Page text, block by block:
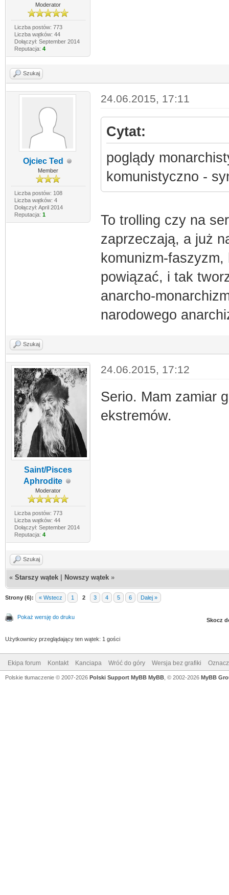
Moderator
Liczba postów: 773
Liczba wątków: 44
Dołączył: September 2014
Reputacja: 4
Szukaj
Ojciec Ted
Member
Liczba postów: 108
Liczba wątków: 4
Dołączył: April 2014
Reputacja: 1
24.06.2015, 17:11
Cytat:
poglądy
komunistyczno -
To trolling czy na
zaprzeczają, a już
komunizm-
powiązać, i tak
anarcho-
narodowego
Szukaj
Saint/Pisces
Aphrodite
Moderator
Liczba postów: 773
Liczba wątków: 44
Dołączył: September 2014
Reputacja: 4
24.06.2015, 17:12
Serio. Mam zamiar
ekstremów.
Szukaj
« Starszy wątek Nowszy wątek »
Strony (6): « Wstecz 1 2 3 4 5 6 Dalej »
Pokaż wersję do druku Skocz
Użytkownicy przeglądający ten wątek: 1 gości
Ekipa forum Kontakt Kanciapa Wróć do góry Wersja bez grafiki
Polskie tłumaczenie © 2007-2026 Polski Support MyBB MyBB , © 2002-2026 MyBB